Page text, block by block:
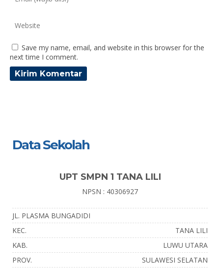
Save my name, email, and website in this browser for the
next time I comment.
Data Sekolah
UPT SMPN 1 TANA LILI
NPSN : 40306927
JL. PLASMA BUNGADIDI
KEC.
TANA LILI
KAB.
LUWU UTARA
PROV.
SULAWESI SELATAN